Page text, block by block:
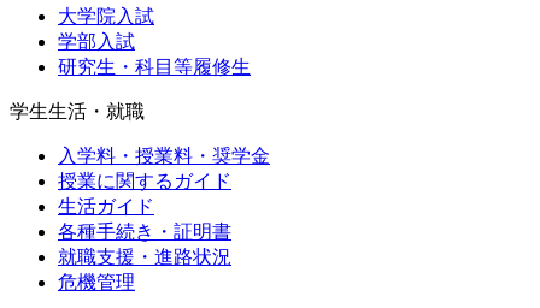
大学院入試
学部入試
研究生・科目等履修生
学生生活・就職
入学料・授業料・奨学金
授業に関するガイド
生活ガイド
各種手続き・証明書
就職支援・進路状況
危機管理